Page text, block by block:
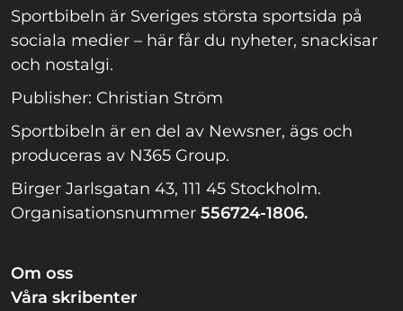
Sportbibeln är Sveriges största sportsida på
sociala medier – här får du nyheter, snackisar
och nostalgi.
Publisher: Christian Ström
Sportbibeln är en del av Newsner, ägs och
produceras av N365 Group.
Birger Jarlsgatan 43, 111 45 Stockholm.
Organisationsnummer 556724-1806.
Om oss
Våra skribenter